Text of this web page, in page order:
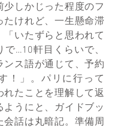
少しかじった程度のフ
たけれど、一生懸命滞
「いたずらと思われて
…10軒目くらいで、
ンス語が通じて、予約
！」。パリに行って
れたことを理解して返
うにと、ガイドブッ
会話は丸暗記。準備周